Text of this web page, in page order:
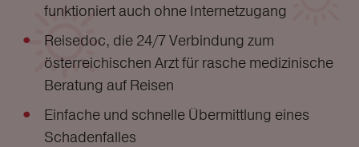
funktioniert auch ohne Internetzugang
Reisedoc, die 24/7 Verbindung zum
österreichischen Arzt für rasche medizinische
Beratung auf Reisen
Einfache und schnelle Übermittlung eines
Schadenfalles